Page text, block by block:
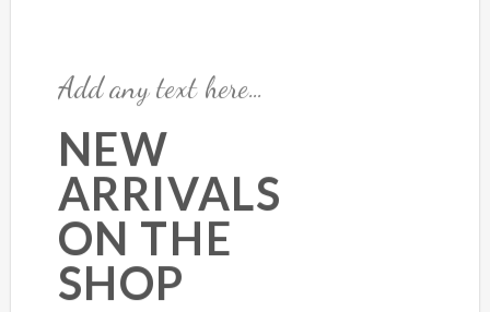
Add any text here…
NEW
ARRIVALS
ON THE
SHOP